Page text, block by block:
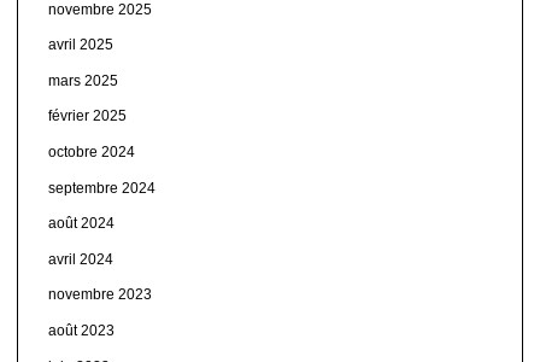
novembre 2025
avril 2025
mars 2025
février 2025
octobre 2024
septembre 2024
août 2024
avril 2024
novembre 2023
août 2023